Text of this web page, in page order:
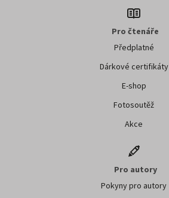
Pro čtenáře
Předplatné
Dárkové certifikáty
E-shop
Fotosoutěž
Akce
Pro autory
Pokyny pro autory